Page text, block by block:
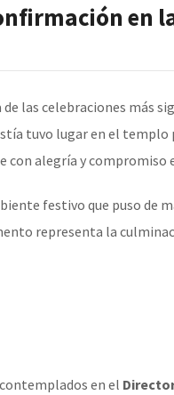
en
de las celebraciones más
tuvo lugar en el
con alegría y compromiso
festivo que puso de
representa la
en el